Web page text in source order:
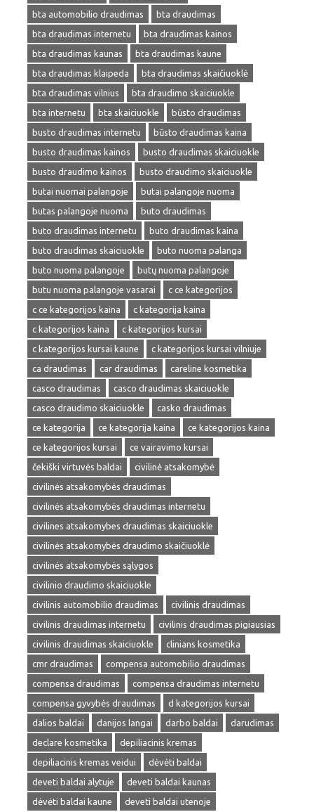
bta automobilio draudimas
bta draudimas
bta draudimas internetu
bta draudimas kainos
bta draudimas kaunas
bta draudimas kaune
bta draudimas klaipeda
bta draudimas skaičiuoklė
bta draudimas vilnius
bta draudimo skaiciuokle
bta internetu
bta skaiciuokle
būsto draudimas
busto draudimas internetu
būsto draudimas kaina
busto draudimas kainos
busto draudimas skaiciuokle
busto draudimo kainos
busto draudimo skaiciuokle
butai nuomai palangoje
butai palangoje nuoma
butas palangoje nuoma
buto draudimas
buto draudimas internetu
buto draudimas kaina
buto draudimas skaiciuokle
buto nuoma palanga
buto nuoma palangoje
butų nuoma palangoje
butu nuoma palangoje vasarai
c ce kategorijos
c ce kategorijos kaina
c kategorija kaina
c kategorijos kaina
c kategorijos kursai
c kategorijos kursai kaune
c kategorijos kursai vilniuje
ca draudimas
car draudimas
careline kosmetika
casco draudimas
casco draudimas skaiciuokle
casco draudimo skaiciuokle
casko draudimas
ce kategorija
ce kategorija kaina
ce kategorijos kaina
ce kategorijos kursai
ce vairavimo kursai
čekiški virtuvės baldai
civilinė atsakomybė
civilinės atsakomybės draudimas
civilinės atsakomybės draudimas internetu
civilines atsakomybes draudimas skaiciuokle
civilinės atsakomybės draudimo skaičiuoklė
civilinės atsakomybės sąlygos
civilinio draudimo skaiciuokle
civilinis automobilio draudimas
civilinis draudimas
civilinis draudimas internetu
civilinis draudimas pigiausias
civilinis draudimas skaiciuokle
clinians kosmetika
cmr draudimas
compensa automobilio draudimas
compensa draudimas
compensa draudimas internetu
compensa gyvybės draudimas
d kategorijos kursai
dalios baldai
danijos langai darbo baldai
darudimas
declare kosmetika
depiliacinis kremas
depiliacinis kremas veidui
dėvėti baldai
deveti baldai alytuje
deveti baldai kaunas
dėvėti baldai kaune
deveti baldai utenoje